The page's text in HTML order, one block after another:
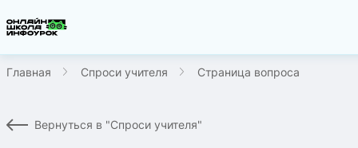
Главная Спроси учителя Страница вопроса
Вернуться в "Спроси учителя"